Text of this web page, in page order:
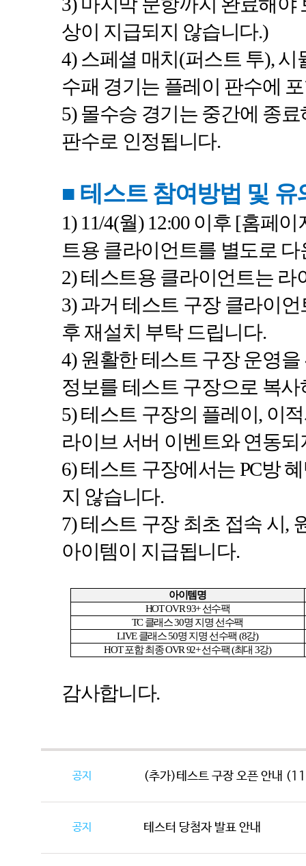
상이 지급되지 않습니다.)
4) 스페셜 매치(퍼스트 투),시
수패 경기는 플레이 판수에
5) 몰수승 경기는 중간에 종
판수로 인정됩니다.
■ 테스트 참여방법 및 유
1) 11/4(월) 12:00 이후 [홈페이
트용 클라이언트를 별도로 다
2)테스트용 클라이언트는 라
3)과거 테스트 구장 클라이
후 재설치 부탁 드립니다.
4) 원활한 테스트 구장 운영
정보를 테스트 구장으로 복
5)테스트 구장의 플레이, 이
라이브 서버 이벤트와 연동
6)테스트 구장에서는 PC방
지 않습니다.
7)테스트 구장 최초 접속 시,
아이템이 지급됩니다.
아이템명
HOT OVR 93+선수팩
TC클래스30명 지명 선수팩
LIVE클래스50명 지명 선수팩 (8강)
HOT포함 최종OVR 92+선수팩(최대 3강)
감사합니다.
공지 (추가)테스트 구장 오픈 안내
공지 테스터 당첨자 발표 안내